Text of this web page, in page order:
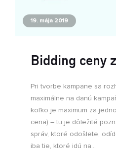
19. mája 2019
Bidding ceny
Pri tvorbe kampane sa
maximálne na danú
koľko je maximum za
cena) – tu je dôležité
správ, ktoré odošlete,
iba tie, ktoré idú na...